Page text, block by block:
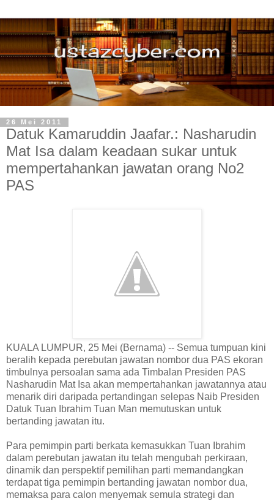
26 Mei 2011
Datuk Kamaruddin Jaafar.: Nasharudin
Mat Isa dalam keadaan sukar untuk
mempertahankan jawatan orang No2
PAS
KUALA LUMPUR, 25 Mei (Bernama) -- Semua tumpuan kini
beralih kepada perebutan jawatan nombor dua PAS ekoran
timbulnya persoalan sama ada Timbalan Presiden PAS
Nasharudin Mat Isa akan mempertahankan jawatannya atau
menarik diri daripada pertandingan selepas Naib Presiden
Datuk Tuan Ibrahim Tuan Man memutuskan untuk
bertanding jawatan itu.
Para pemimpin parti berkata kemasukkan Tuan Ibrahim
dalam perebutan jawatan itu telah mengubah perkiraan,
dinamik dan perspektif pemilihan parti memandangkan
terdapat tiga pemimpin bertanding jawatan nombor dua,
memaksa para calon menyemak semula strategi dan